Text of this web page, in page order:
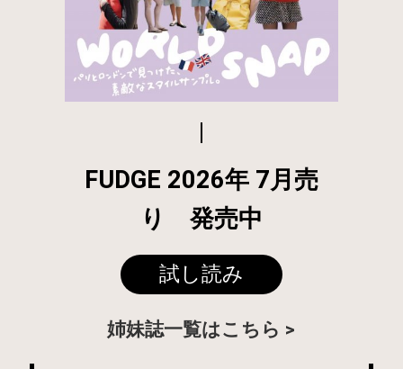
FUDGE 2026年 7月売
り 発売中
試し読み
姉妹誌一覧はこちら